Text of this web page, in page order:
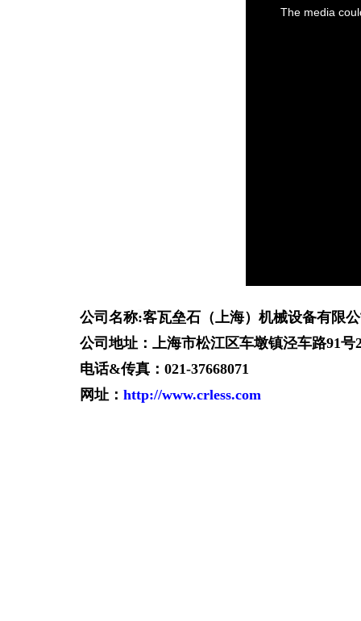
公司名称:客瓦垒石（上海）机械设备有限
公司地址：上海市松江区车墩镇泾车路91号
电话&传真： 021-37668071
网址： http://www.crless.com